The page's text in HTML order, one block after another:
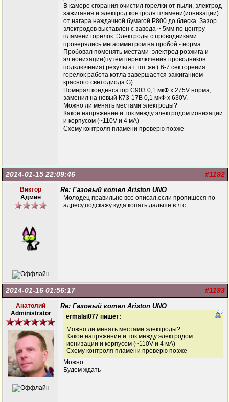
В камере сгорания очистил горелки от пыли, электрод
зажигания и электрод контроля пламени(ионизации)
от нагара наждачной бумагой Р800 до блеска. Зазор
электродов выставлен с завода ~ 5мм по центру
пламени горелок. Электроды с проводниками
проверялись мегаомметром на пробой - норма.
Пробовал поменять местами электрод розжига и
эл.ионизации(путём переключения проводников
подключения) результат тот же ( 6-7 сек горения
горелок работа котла завершается зажиганием
красного светодиода G).
Померял конденсатор С903 0,1 мкФ х 275V норма,
заменил на новый К73-17В 0,1 мкФ х 630V.
Можно ли менять местами электроды?
Какое напряжение и ток между электродом ионизации
и корпусом (~110V и 4 мА)
Схему контроля пламени проверю позже
#1192
2014-01-15 22:09:46
Виктор
Админ
Re: Газовый котел Ariston UNO
Молодец правильно все описал,если пропишеся по
адресу,подскажу куда копать дальше в л.с.
#1193
2014-01-16 01:56:17
Анатолий
Administrator
Re: Газовый котел Ariston UNO
ermalai077 пишет:
Можно ли менять местами электроды?
Какое напряжение и ток между электродом
ионизации и корпусом (~110V и 4 мА)
Схему контроля пламени проверю позже
Можно
Будем ждать